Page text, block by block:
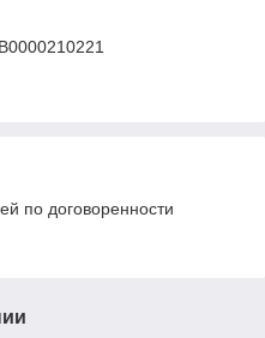
по договоренности